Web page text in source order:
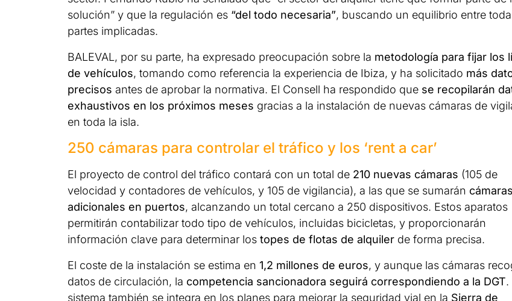
solución” y que la regulación es “del todo necesaria”, buscando un equilibrio entre
partes implicadas.
BALEVAL, por su parte, ha expresado preocupación sobre la metodología para fijar los
de vehículos, tomando como referencia la experiencia de Ibiza, y ha solicitado más
precisos antes de aprobar la normativa. El Consell ha respondido que se recopilarán
exhaustivos en los próximos meses gracias a la instalación de nuevas cámaras de
en toda la isla.
250 cámaras para controlar el tráfico y los ‘rent a car’
El proyecto de control del tráfico contará con un total de 210 nuevas cámaras (105 de
velocidad y contadores de vehículos, y 105 de vigilancia), a las que se sumarán cámaras
adicionales en puertos, alcanzando un total cercano a 250 dispositivos. Estos aparatos
permitirán contabilizar todo tipo de vehículos, incluidas bicicletas, y proporcionarán
información clave para determinar los topes de flotas de alquiler de forma precisa.
El coste de la instalación se estima en 1,2 millones de euros, y aunque las cámaras
datos de circulación, la competencia sancionadora seguirá correspondiendo a la DGT.
sistema también se integra en los planes para mejorar la seguridad vial en la Sierra de